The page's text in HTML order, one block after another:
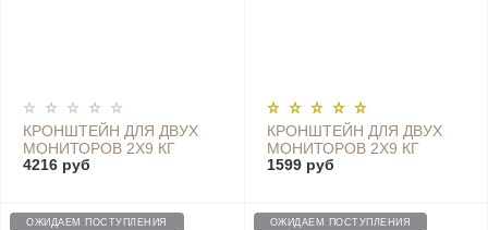
КРОНШТЕЙН ДЛЯ ДВУХ
МОНИТОРОВ 2Х9 КГ
НАСТОЛЬНЫЙ 17"-32"
4216 руб
КРОНШТЕЙН ДЛЯ ДВУХ
МОНИТОРОВ 2Х9 КГ
НАСТОЛЬНЫЙ 17"-32"
1599 руб
ОЖИДАЕМ ПОСТУПЛЕНИЯ ОЖИДАЕМ ПОСТУПЛЕНИЯ